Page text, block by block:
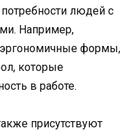
людей с
Например,
формы,
которые
в работе.
присутствуют